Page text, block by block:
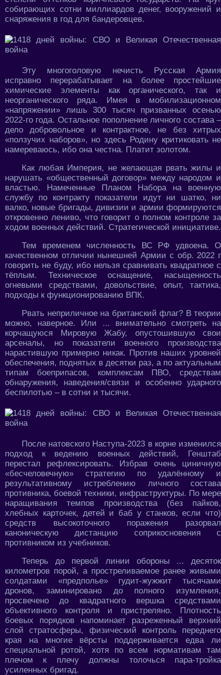
собирающих сотни миллиардов денег, вооружений и
снаряжения в год для бандеровцев.
Эту многоголовую нечисть Русская Армия
исправно перерабатывает на более простейшие
химические элементы как органического, так и
неорганического ряда. Имея в мобилизационном
«напряжении» лишь 300 тысяч призванных осенью
2022-го года. Остальное пополнение личного состава –
дело добровольное и контрактное, не без хитрых
«ползучих наборов», но здесь Родину критиковать не
намереваюсь, ибо она честна. Платит золотом.
Как любая Империя, не желающая рвать жилы и
нарушать «общественный договор» между народом и
властью. Намеченные Планом Набора на военную
службу по контракту показатели идут ни шатко, ни
валко, новые бригады, дивизии и армии формируются
откровенно лениво, что говорит о полном контроле за
ходом военных действий. Стратегической инициативе.
Тем временем численность ВС РФ удвоена. О
качественном отличии нынешней Армии с обр. 2022 г
говорить не буду, ибо нельзя сравнивать квадратное с
тёплым. Техническое оснащение, насыщенность
огневыми средствами, довольствие, опыт, тактика,
подходы к функционированию ВПК.
Рвать неприличное на британский флаг? В теории
можно, наверное. Или ... внимательно смотреть на
корчащуюся Мировую Жабу, опустошившую свои
арсеналы, но показатели военного производства
нарастившую примерно никак. Против наших уровней
обеспечения, поднятых в десятки раз, а по актуальным
типам боеприпасов, комплексам ПВО, средствам
обнаружения, наведения/связи и особенно ударного
беспилотью – в сотни и тысячи.
После натовского Наступа-2023 в корне изменился
подход к ведению военных действий, Генштаб
перестал рефлексировать. Избрав очень циничную
«бесчеловечную» стратегию по удалённому и
результативному истреблению личного состава
противника, боевой техники, инфраструктуры. По мере
наращивания темпов производства (без пайков,
хлебных карточек, детей и баб у станков, если что)
средств высокоточного поражения разорвал
каноническую дистанцию соприкосновения с
противником из учебников.
Теперь до первой линии обороны ... десяток
километров порой, а простреливаемое ранее живыми
солдатами «предполье» гудит-жужжит тысячами
дронов, заминировано до полного изумления,
просвечено до квадратного вершка средствами
объективного контроля и пристреляно. Плотность
боевых порядков напоминает разреженный верхний
слой стратосферы, физический контроль переднего
края на многие вёрсты поддерживается едва ли
специальной ротой, хотя по всем нормативам там
плечом к плечу должны толочься пара-тройка
усиленных бригад.